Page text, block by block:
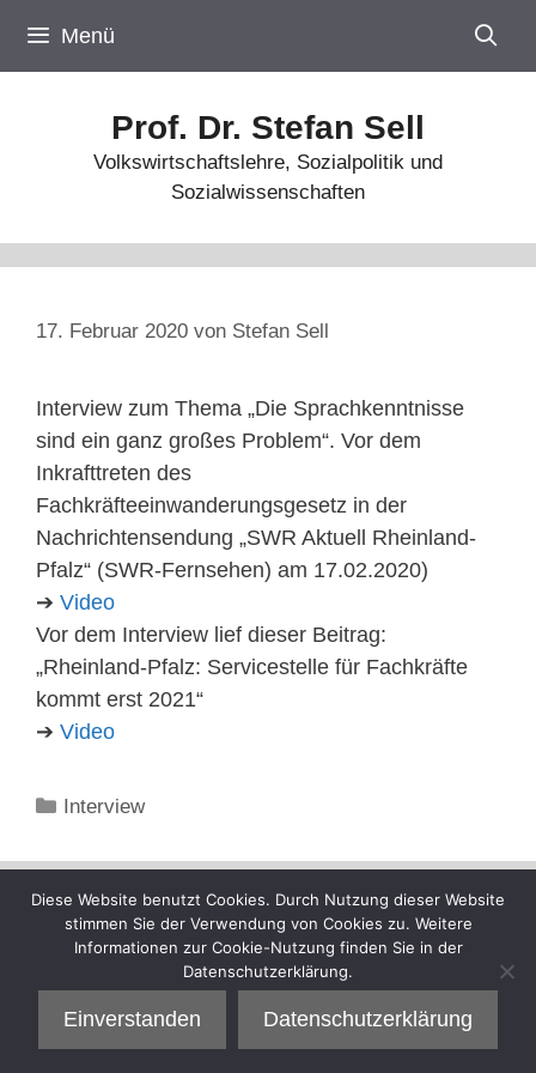
Inhalt
springen
Menü
Prof. Dr. Stefan Sell
Volkswirtschaftslehre, Sozialpolitik und
Sozialwissenschaften
17. Februar 2020 von Stefan Sell
Interview zum Thema „Die Sprachkenntnisse
sind ein ganz großes Problem“. Vor dem
Inkrafttreten des
Fachkräfteeinwanderungsgesetz in der
Nachrichtensendung „SWR Aktuell Rheinland-
Pfalz“ (SWR-Fernsehen) am 17.02.2020)
➔ Video
Vor dem Interview lief dieser Beitrag:
„Rheinland-Pfalz: Servicestelle für Fachkräfte
kommt erst 2021“
➔ Video
Kategorien
Interview
Diese Website benutzt Cookies. Durch Nutzung dieser Website
stimmen Sie der Verwendung von Cookies zu. Weitere
Informationen zur Cookie-Nutzung finden Sie in der
Datenschutzerklärung.
Einverstanden Datenschutzerklärung